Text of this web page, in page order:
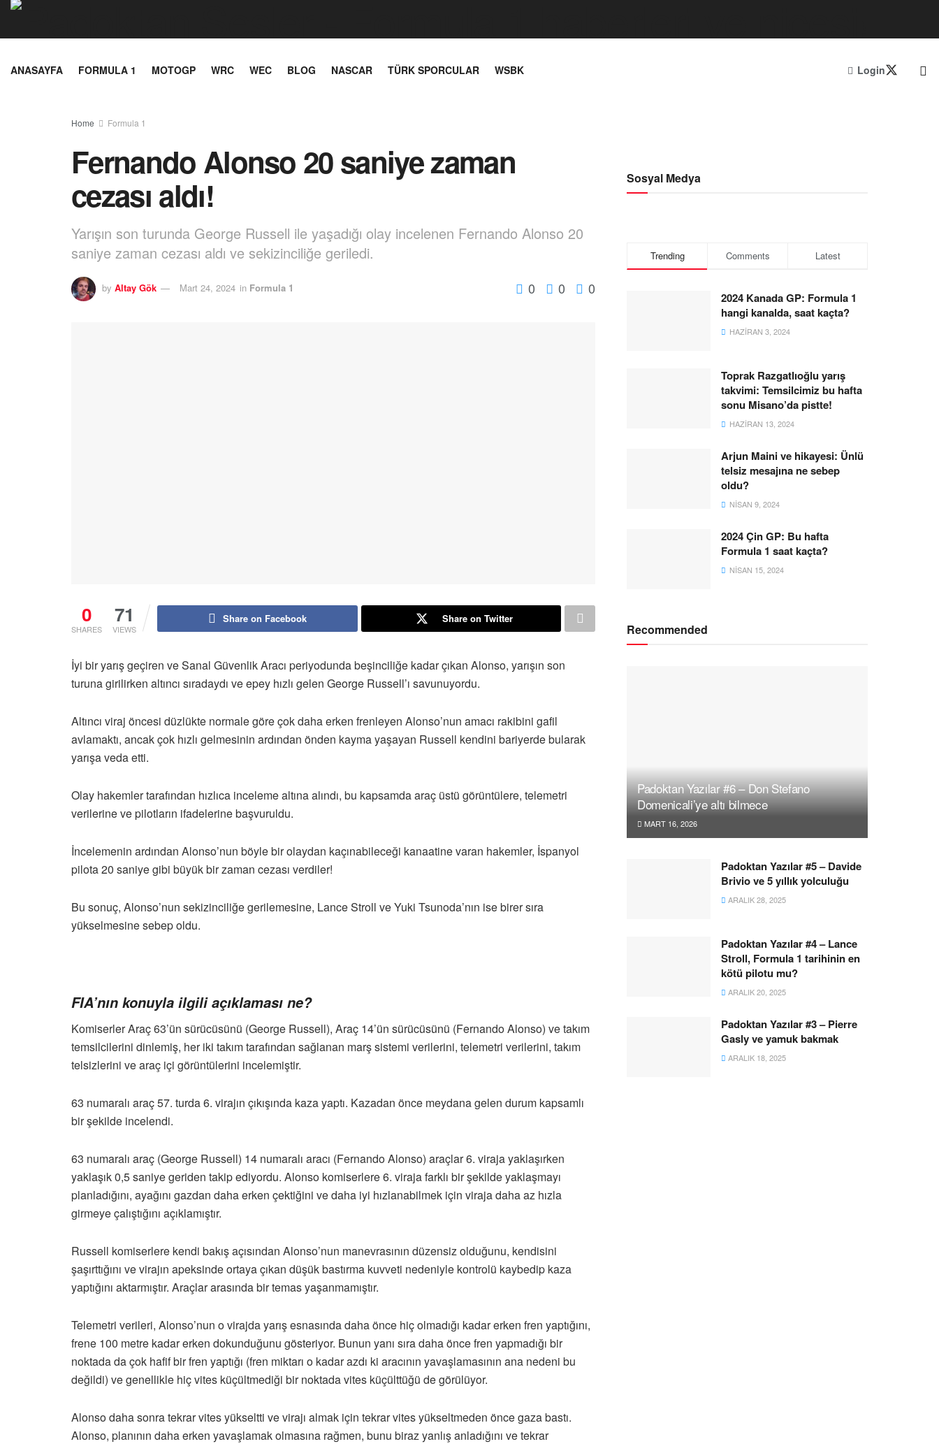
ANASAYFA FORMULA 1 MOTOGP WRC WEC BLOG NASCAR TÜRK SPORCULAR WSBK Login
Home Formula 1
Fernando Alonso 20 saniye zaman
cezası aldı!
Yarışın son turunda George Russell ile yaşadığı olay incelenen Fernando Alonso 20
saniye zaman cezası aldı ve sekizinciliğe geriledi.
by Altay Gök Mart 24, 2024 in Formula 1 0 0 0
0
SHARES
71
VIEWS
Share on Facebook Share on Twitter
İyi bir yarış geçiren ve Sanal Güvenlik Aracı periyodunda beşinciliğe kadar çıkan Alonso, yarışın son
turuna girilirken altıncı sıradaydı ve epey hızlı gelen George Russell’ı savunuyordu.
Altıncı viraj öncesi düzlükte normale göre çok daha erken frenleyen Alonso’nun amacı rakibini gafil
avlamaktı, ancak çok hızlı gelmesinin ardından önden kayma yaşayan Russell kendini bariyerde bularak
yarışa veda etti.
Olay hakemler tarafından hızlıca inceleme altına alındı, bu kapsamda araç üstü görüntülere, telemetri
verilerine ve pilotların ifadelerine başvuruldu.
İncelemenin ardından Alonso’nun böyle bir olaydan kaçınabileceği kanaatine varan hakemler, İspanyol
pilota 20 saniye gibi büyük bir zaman cezası verdiler!
Bu sonuç, Alonso’nun sekizinciliğe gerilemesine, Lance Stroll ve Yuki Tsunoda’nın ise birer sıra
yükselmesine sebep oldu.
FIA’nın konuyla ilgili açıklaması ne?
Komiserler Araç 63’ün sürücüsünü (George Russell), Araç 14’ün sürücüsünü (Fernando Alonso) ve takım
temsilcilerini dinlemiş, her iki takım tarafından sağlanan marş sistemi verilerini, telemetri verilerini, takım
telsizlerini ve araç içi görüntülerini incelemiştir.
63 numaralı araç 57. turda 6. virajın çıkışında kaza yaptı. Kazadan önce meydana gelen durum kapsamlı
bir şekilde incelendi.
63 numaralı araç (George Russell) 14 numaralı aracı (Fernando Alonso) araçlar 6. viraja yaklaşırken
yaklaşık 0,5 saniye geriden takip ediyordu. Alonso komiserlere 6. viraja farklı bir şekilde yaklaşmayı
planladığını, ayağını gazdan daha erken çektiğini ve daha iyi hızlanabilmek için viraja daha az hızla
girmeye çalıştığını açıklamıştır.
Russell komiserlere kendi bakış açısından Alonso’nun manevrasının düzensiz olduğunu, kendisini
şaşırttığını ve virajın apeksinde ortaya çıkan düşük bastırma kuvveti nedeniyle kontrolü kaybedip kaza
yaptığını aktarmıştır. Araçlar arasında bir temas yaşanmamıştır.
Telemetri verileri, Alonso’nun o virajda yarış esnasında daha önce hiç olmadığı kadar erken fren yaptığını,
frene 100 metre kadar erken dokunduğunu gösteriyor. Bunun yanı sıra daha önce fren yapmadığı bir
noktada da çok hafif bir fren yaptığı (fren miktarı o kadar azdı ki aracının yavaşlamasının ana nedeni bu
değildi) ve genellikle hiç vites küçültmediği bir noktada vites küçülttüğü de görülüyor.
Alonso daha sonra tekrar vites yükseltti ve virajı almak için tekrar vites yükseltmeden önce gaza bastı.
Alonso, planının daha erken yavaşlamak olmasına rağmen, bunu biraz yanlış anladığını ve tekrar
Sosyal Medya
Trending Comments Latest
2024 Kanada GP: Formula 1
hangi kanalda, saat kaçta?
HAZIRAN 3, 2024
Toprak Razgatlıoğlu yarış
takvimi: Temsilcimiz bu hafta
sonu Misano’da pistte!
HAZIRAN 13, 2024
Arjun Maini ve hikayesi: Ünlü
telsiz mesajına ne sebep
oldu?
NISAN 9, 2024
2024 Çin GP: Bu hafta
Formula 1 saat kaçta?
NISAN 15, 2024
Recommended
Padoktan Yazılar #6 – Don Stefano
Domenicali’ye altı bilmece
MART 16, 2026
Padoktan Yazılar #5 – Davide
Brivio ve 5 yıllık yolculuğu
ARALIK 28, 2025
Padoktan Yazılar #4 – Lance
Stroll, Formula 1 tarihinin en
kötü pilotu mu?
ARALIK 20, 2025
Padoktan Yazılar #3 – Pierre
Gasly ve yamuk bakmak
ARALIK 18, 2025